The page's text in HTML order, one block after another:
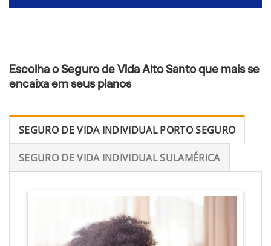
Escolha o Seguro de Vida Alto Santo que mais se
encaixa em seus planos
SEGURO DE VIDA INDIVIDUAL PORTO SEGURO
SEGURO DE VIDA INDIVIDUAL SULAMÉRICA